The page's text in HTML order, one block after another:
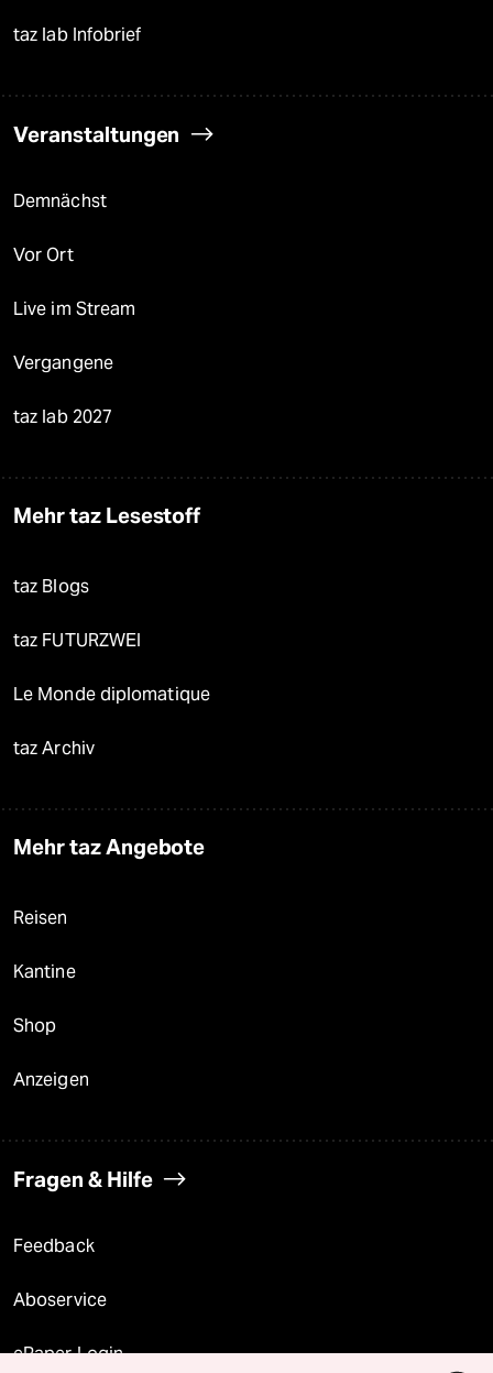
taz lab Infobrief
Veranstaltungen
Demnächst
Vor Ort
Live im Stream
Vergangene
taz lab 2027
Mehr taz Lesestoff
taz Blogs
taz FUTURZWEI
Le Monde diplomatique
taz Archiv
Mehr taz Angebote
Reisen
Kantine
Shop
Anzeigen
Fragen & Hilfe
Feedback
Aboservice
ePaper Login